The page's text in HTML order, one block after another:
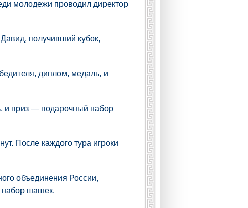
молодежи проводил директор
получивший кубок,
диплом, медаль, и
и приз — подарочный набор
После каждого тура игроки
объединения России,
набор шашек.